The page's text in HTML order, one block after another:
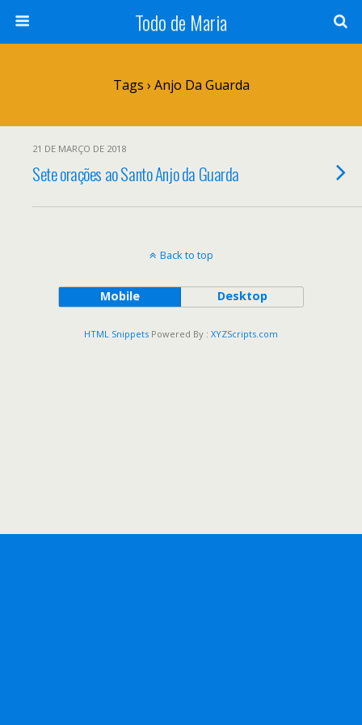
Todo de Maria
Tags › Anjo Da Guarda
21 DE MARÇO DE 2018
Sete orações ao Santo Anjo da Guarda
Back to top
Mobile Desktop
HTML Snippets Powered By : XYZScripts.com